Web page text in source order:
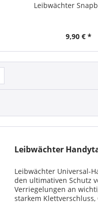
Leibwächter
9,90 € *
Leibwächter
Leibwächter Universal-
den ultimativen Schutz
Verriegelungen an
starkem